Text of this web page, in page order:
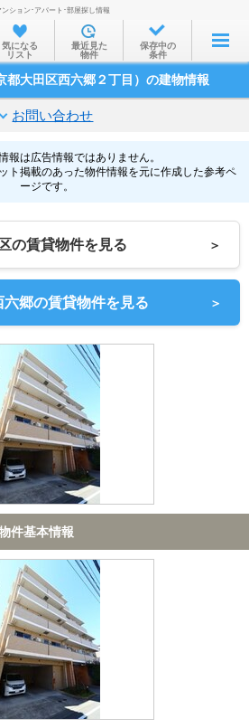
お部屋を探す
沿線・駅から
家賃相場から
通勤通学時間から
物件特集から
不動産会社から
TOP
ション･アパート･部屋探し情報
気になる
リスト
最近見た
物件
保存中の
条件
大田区西六郷２丁目）の建物情報
お問い合わせ
報は広告情報ではありません。
ト掲載のあった物件情報を元に作成した参考ペ
ージです。
の賃貸物件を見る ＞
六郷の賃貸物件を見る ＞
件基本情報